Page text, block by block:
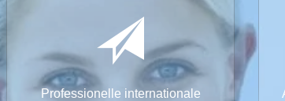
Professionelle internationale